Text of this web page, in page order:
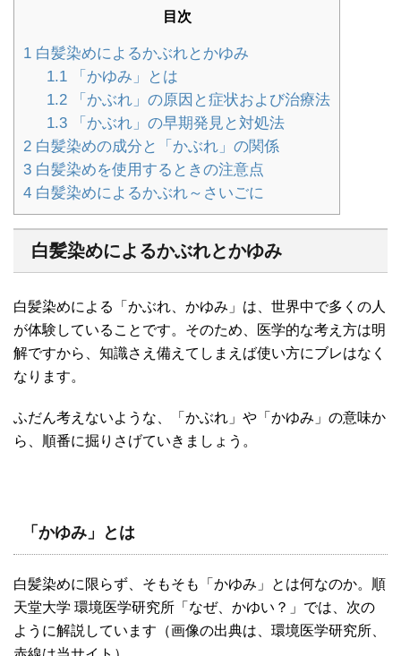
目次
1 白髪染めによるかぶれとかゆみ
1.1「かゆみ」とは
1.2「かぶれ」の原因と症状および治療法
1.3「かぶれ」の早期発見と対処法
2 白髪染めの成分と「かぶれ」の関係
3 白髪染めを使用するときの注意点
4 白髪染めによるかぶれ～さいごに
白髪染めによるかぶれとかゆみ
白髪染めによる「かぶれ、かゆみ」は、世界中で多くの人
が体験していることです。そのため、医学的な考え方は明
解ですから、知識さえ備えてしまえば使い方にブレはなく
なります。
ふだん考えないような、「かぶれ」や「かゆみ」の意味か
ら、順番に掘りさげていきましょう。
「かゆみ」とは
白髪染めに限らず、そもそも「かゆみ」とは何なのか。順
天堂大学 環境医学研究所「なぜ、かゆい？」では、次の
ように解説しています（画像の出典は、環境医学研究所、